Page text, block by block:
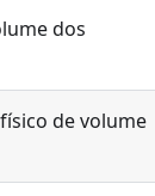
dos
de volume